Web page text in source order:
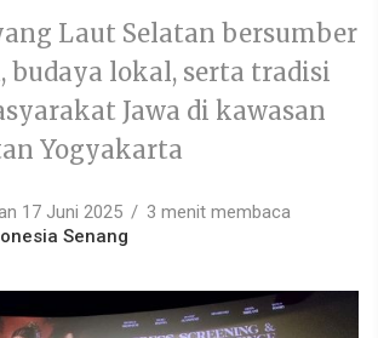
Laut Selatan bersumber
budaya lokal, serta tradisi
Jawa di kawasan
Yogyakarta
17 Juni 2025
3 menit membaca
Senang